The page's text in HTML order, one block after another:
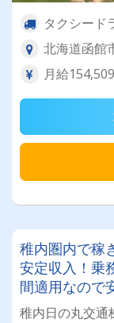
タクシード
北海道函館
月給
稚内圏内で稼
安定収入！乗
間適用なので
未経験でもチ
稚内日の丸交通